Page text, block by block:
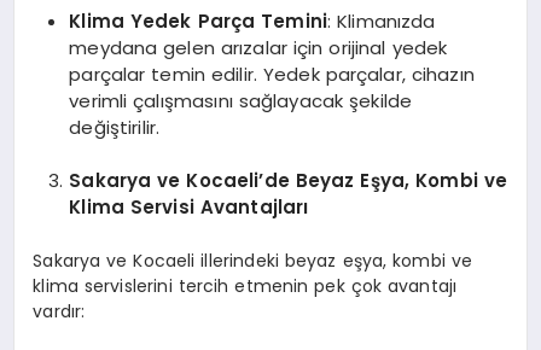
Klima Yedek Parça Temini: Klimanızda
meydana gelen arızalar için orijinal yedek
parçalar temin edilir. Yedek parçalar, cihazın
verimli çalışmasını sağlayacak şekilde
değiştirilir.
Sakarya ve Kocaeli’de Beyaz Eşya, Kombi ve
Klima Servisi Avantajları
Sakarya ve Kocaeli illerindeki beyaz eşya, kombi ve
klima servislerini tercih etmenin pek çok avantajı
vardır: